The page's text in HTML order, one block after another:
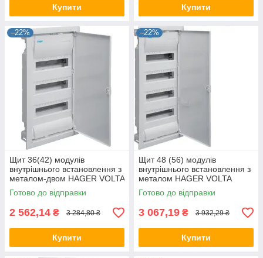
Купити Купити
–22%
Щит 36(42) модулів
внутрішнього встановлення з
металом-двом HAGER VOLTA
VU36UA, бокс Хагер, шафа
розподільна
Готово до відправки
2 562,14 ₴ 3 284,80 ₴
Купити
–22%
Щит 48 (56) модулів
внутрішнього встановлення з
металом HAGER VOLTA
VU48UA, бокс Хагер, шафа
розподільна
Готово до відправки
3 067,19 ₴ 3 932,29 ₴
Купити